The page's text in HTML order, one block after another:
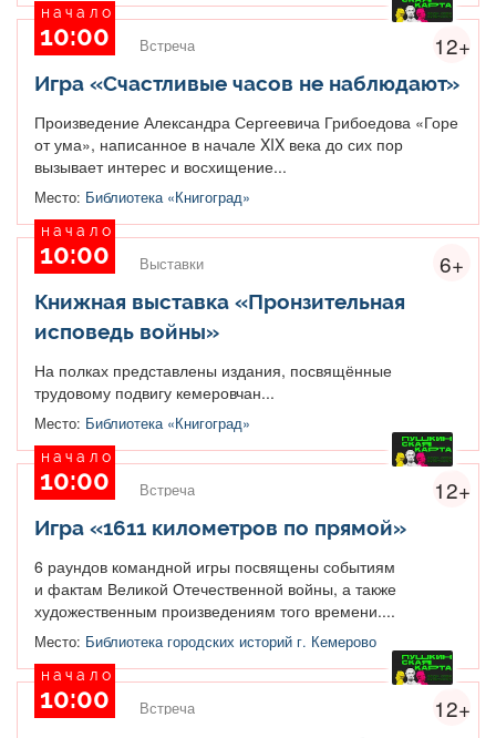
12+
начало
10:00 Встреча
Игра «Счастливые часов не наблюдают»
Произведение Александра Сергеевича Грибоедова «Горе
от ума», написанное в начале XIX века до сих пор
вызывает интерес и восхищение...
Место: Библиотека «Книгоград»
6+
начало
10:00 Выставки
Книжная выставка «Пронзительная
исповедь войны»
На полках представлены издания, посвящённые
трудовому подвигу кемеровчан...
Место: Библиотека «Книгоград»
12+
начало
10:00 Встреча
Игра «1611 километров по прямой»
6 раундов командной игры посвящены событиям
и фактам Великой Отечественной войны, а также
художественным произведениям того времени....
Место: Библиотека городских историй г. Кемерово
12+
начало
10:00 Встреча